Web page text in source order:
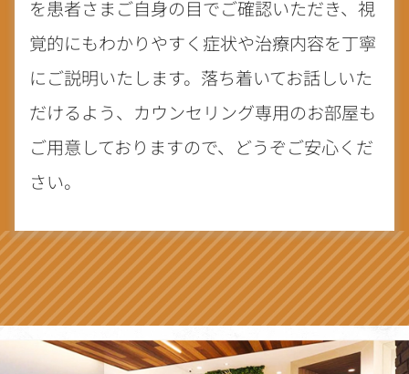
を患者さまご自身の目でご確認いただき、視
覚的にもわかりやすく症状や治療内容を丁寧
にご説明いたします。落ち着いてお話しいた
だけるよう、カウンセリング専用のお部屋も
ご用意しておりますので、どうぞご安心くだ
さい。